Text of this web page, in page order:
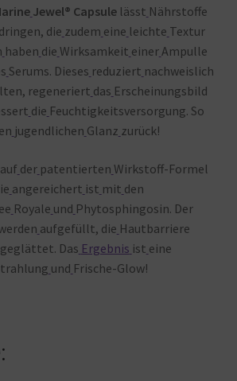
Jewel® Capsule lässt Nährstoffe
die zudem eine leichte Textur
haben die Wirksamkeit einer Ampulle
Serums. Dieses reduziert nachweislich
regeneriert das Erscheinungsbild
die Feuchtigkeitsversorgung. So
jugendlichen Glanz zurück!
auf der patentierten Wirkstoff-Formel
angereichert ist mit den
Royale und Phytosphingosin. Der
aufgefüllt, die Hautbarriere
geglättet. Das Ergebnis ist eine
und Frische-Glow!